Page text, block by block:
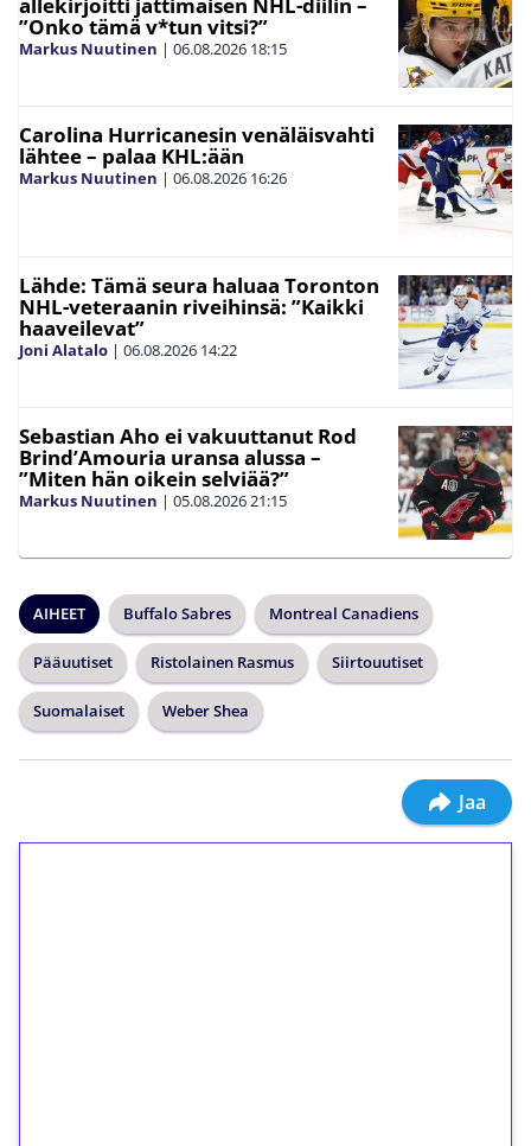
allekirjoitti jättimäisen NHL-diilin –
”Onko tämä v*tun vitsi?”
Markus Nuutinen | 06.08.2026 18:15
Carolina Hurricanesin venäläisvahti
lähtee – palaa KHL:ään
Markus Nuutinen | 06.08.2026 16:26
Lähde: Tämä seura haluaa Toronton
NHL-veteraanin riveihinsä: ”Kaikki
haaveilevat”
Joni Alatalo | 06.08.2026 14:22
Sebastian Aho ei vakuuttanut Rod
Brind’Amouria uransa alussa –
”Miten hän oikein selviää?”
Markus Nuutinen | 05.08.202621:15
AIHEET Buffalo Sabres Montreal Canadiens
Pääuutiset Ristolainen Rasmus Siirtouutiset
Suomalaiset Weber Shea
Jaa